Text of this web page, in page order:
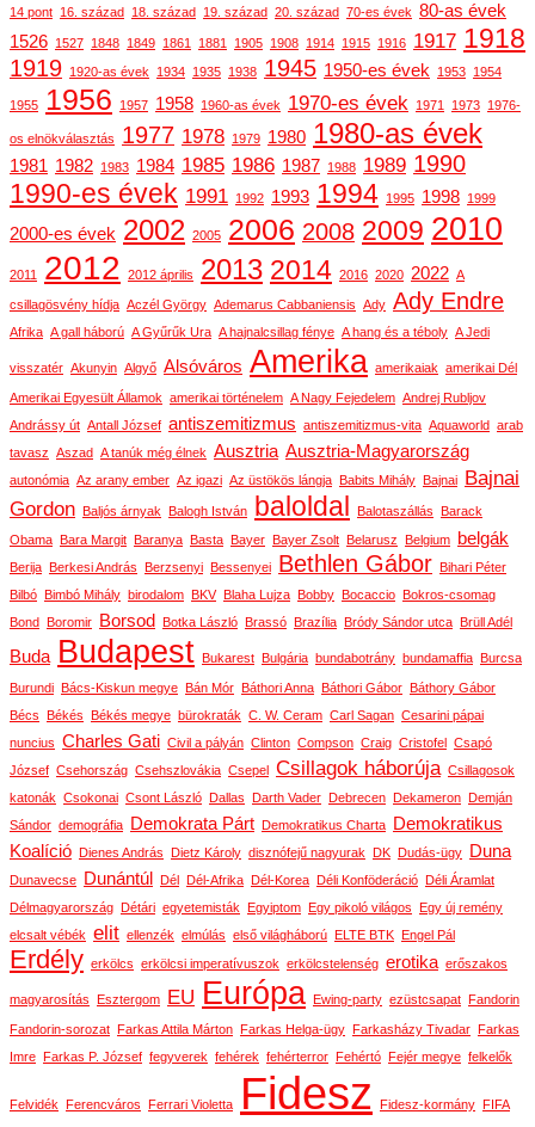
14 pont 16. század 18. század 19. század 20. század 70-es évek 80-as évek
1526 1527 1848 1849 1861 1881 1905 1908 1914 1915 1916 1917 1918
1919 1920-as évek 1934 1935 1938 1945 1950-es évek 1953 1954
1955 1956 1957 1958 1960-as évek 1970-es évek 1971 1973 1976-
os elnökválasztás 1977 1978 1979 1980 1980-as évek
1981 1982 1983 1984 1985 1986 1987 1988 1989 1990
1990-es évek 1991 1992 1993 1994 1995 1998 1999
2000-es évek 2002 2005 2006 2008 2009 2010
2011 2012 2012 április 2013 2014 2016 2020 2022 A
csillagösvény hídja Aczél György Ademarus Cabbaniensis Ady Ady Endre
Afrika A gall háború A Gyűrűk Ura A hajnalcsillag fénye A hang és a téboly A Jedi
visszatér Akunyin Algyő Alsóváros Amerika amerikaiak amerikai Dél
Amerikai Egyesült Államok amerikai történelem A Nagy Fejedelem Andrej Rubljov
Andrássy út Antall József antiszemitizmus antiszemitizmus-vita Aquaworld arab
tavasz Aszad A tanúk még élnek Ausztria Ausztria-Magyarország
autonómia Az arany ember Az igazi Az üstökös lángja Babits Mihály Bajnai Bajnai
Gordon
Baljós árnyak Balogh István baloldal Balotaszállás
Barack
Obama
Bara Margit Baranya Basta Bayer Bayer Zsolt Belarusz Belgium belgák
Berija Berkesi András Berzsenyi Bessenyei Bethlen Gábor
Bihari Péter
Bilbó
Bimbó Mihály birodalom BKV Blaha Lujza Bobby Bocaccio
Bokros-csomag
Bond
Boromir Borsod Botka László Brassó Brazília Bródy Sándor utca Brüll Adél
Buda Budapest Bukarest Bulgária bundabotrány bundamaffia Burcsa
Burundi Bács-Kiskun megye Bán Mór Báthori Anna Báthori Gábor
Báthory Gábor
Bécs
Békés Békés megye bürokraták C. W. Ceram Carl Sagan Cesarini pápai
nuncius Charles Gati Civil a pályán Clinton Compson Craig Cristofel
Csapó
József Csehország Csehszlovákia Csepel Csillagok háborúja Csillagosok
katonák Csokonai Csont László Dallas Darth Vader Debrecen Dekameron
Demján
Sándor demográfia Demokrata Párt Demokratikus Charta
Demokratikus
Koalíció
Dienes András Dietz Károly disznófejű nagyurak DK Dudás-ügy Duna
Dunavecse Dunántúl Dél Dél-Afrika Dél-Korea Déli Konföderáció
Déli Áramlat
Délmagyarország
Détári egyetemisták Egyiptom Egy pikoló világos
Egy új remény
elcsalt vébék elit ellenzék elmúlás első világháború ELTE BTK Engel Pál
Erdély erkölcs erkölcsi imperatívuszok erkölcstelenség erotika erőszakos
magyarosítás Esztergom EU Európa Ewing-party ezüstcsapat Fandorin
Fandorin-sorozat Farkas Attila Márton Farkas Helga-ügy Farkasházy Tivadar
Farkas
Imre
Farkas P. József fegyverek fehérek fehérterror Fehértó Fejér megye felkelők
Felvidék Ferencváros Ferrari Violetta Fidesz Fidesz-kormány FIFA